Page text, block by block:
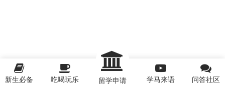
新生必备 吃喝玩乐 留学申请 学马来语 问答社区